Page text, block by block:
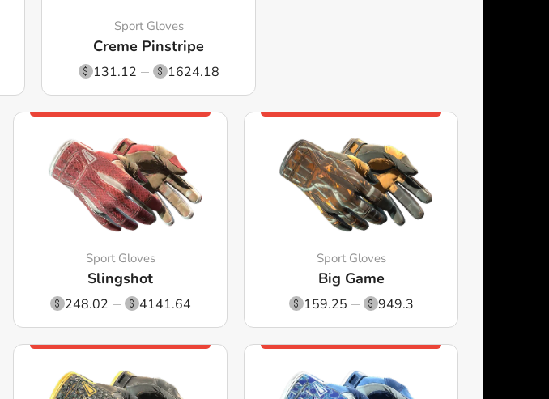
Sport Gloves
Creme Pinstripe
131.12 1624.18
Sport Gloves
Slingshot
248.02 4141.64
Sport Gloves
Big Game
159.25 949.3